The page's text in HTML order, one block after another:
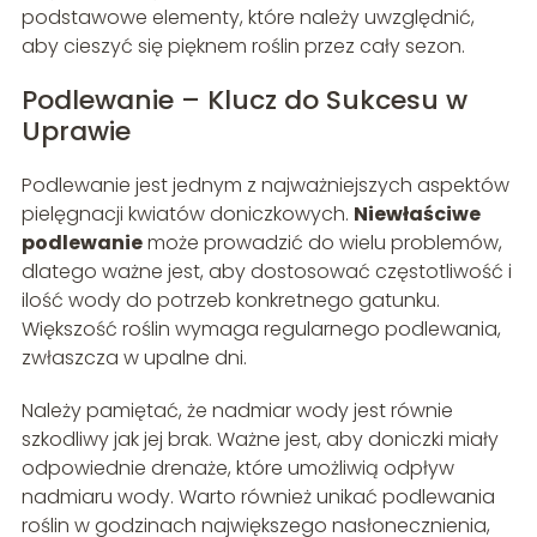
podstawowe elementy, które należy uwzględnić,
aby cieszyć się pięknem roślin przez cały sezon.
Podlewanie – Klucz do Sukcesu w
Uprawie
Podlewanie jest jednym z najważniejszych aspektów
pielęgnacji kwiatów doniczkowych. Niewłaściwe
podlewaniemoże prowadzić do wielu problemów,
dlatego ważne jest, aby dostosować częstotliwość i
ilość wody do potrzeb konkretnego gatunku.
Większość roślin wymaga regularnego podlewania,
zwłaszcza w upalne dni.
Należy pamiętać, że nadmiar wody jest równie
szkodliwy jak jej brak. Ważne jest, aby doniczki miały
odpowiednie drenaże, które umożliwią odpływ
nadmiaru wody. Warto również unikać podlewania
roślin w godzinach największego nasłonecznienia,